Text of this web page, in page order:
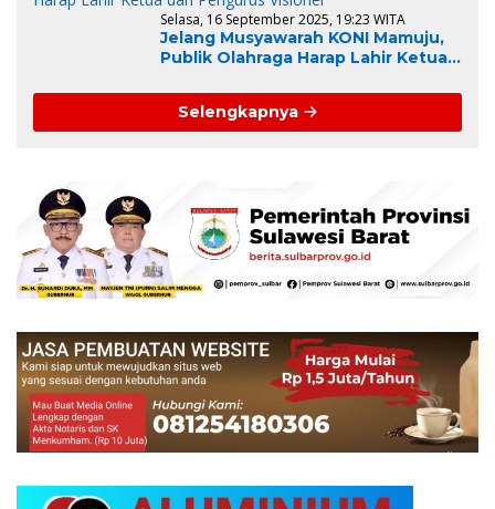
Selasa, 16 September 2025, 19:23 WITA
Jelang Musyawarah KONI Mamuju,
Publik Olahraga Harap Lahir Ketua
Selengkapnya